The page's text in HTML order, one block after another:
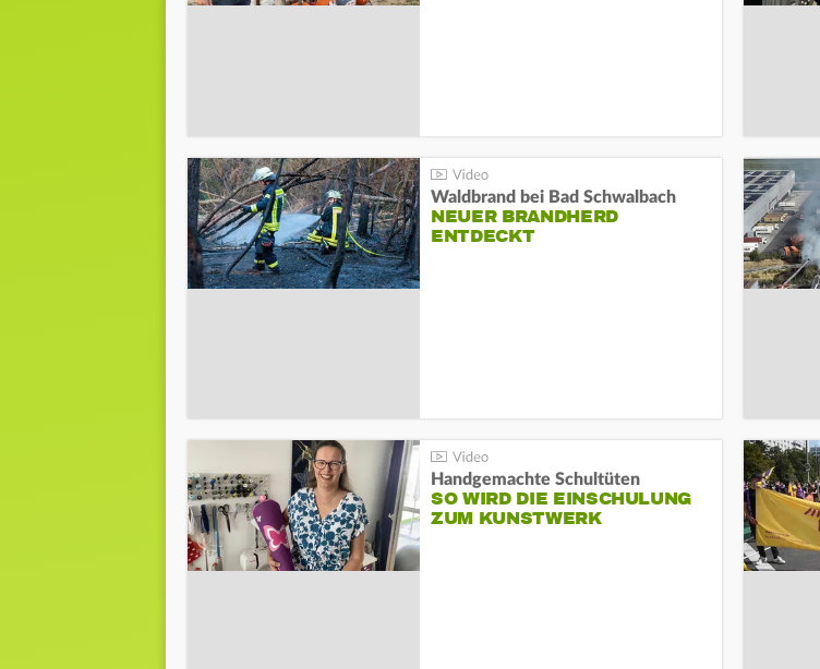
Waldbrand bei Bad Schwalbach
NEUER BRANDHERD
ENTDECKT
Handgemachte Schultüten
SO WIRD DIE EINSCHULUNG
ZUM KUNSTWERK